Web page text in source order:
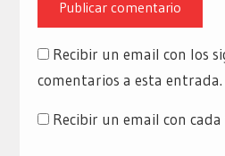
Recibir un email con los
comentarios a esta entrada.
Recibir un email con